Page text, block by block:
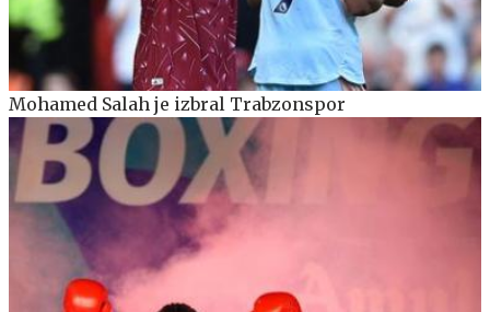
Mohamed Salah je izbral Trabzonspor